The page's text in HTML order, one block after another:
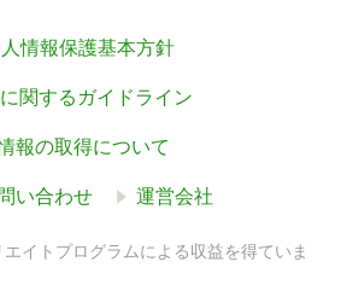
情報保護基本方針
関するガイドライン
報の取得について
い合わせ 運営会社
イトプログラムによる収益を得ていま